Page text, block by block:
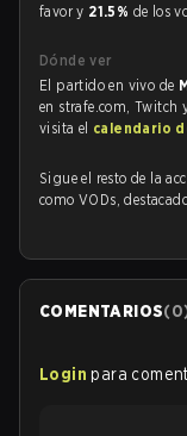
favor y 21.5% de los
Dónde ver
El partido en vivo de
en strafe.com, Twitch
visita el calendario
Sigue el resto de la
como VODs,
COMENTARIOS(0
Login para